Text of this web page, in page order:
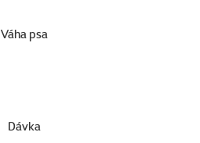
Váha psa
Dávka